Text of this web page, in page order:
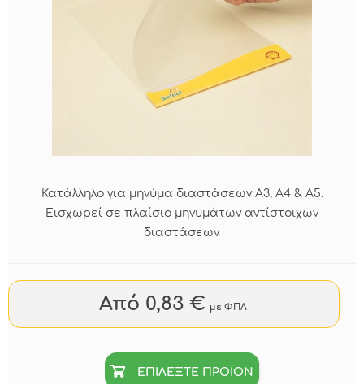
Κατάλληλο για μηνύμα διαστάσεων Α3, A4 & A5.
Εισχωρεί σε πλαίσιο μηνυμάτων αντίστοιχων
διαστάσεων.
Από 0,83 € με ΦΠΑ
ΕΠΙΛΕΞΤΕ ΠΡΟΪΟΝ